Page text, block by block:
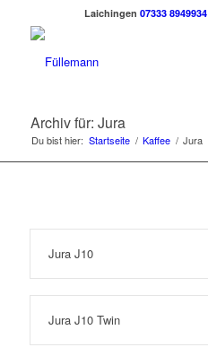
Laichingen07333 8949934
Archiv für: Jura
Du bist hier: Startseite / Kaffee / Jura
Jura J10
Jura J10 Twin